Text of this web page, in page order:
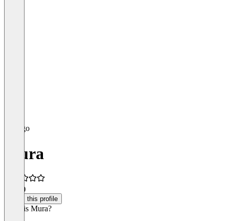
Mura
(1)
Claim this profile
What is Mura?